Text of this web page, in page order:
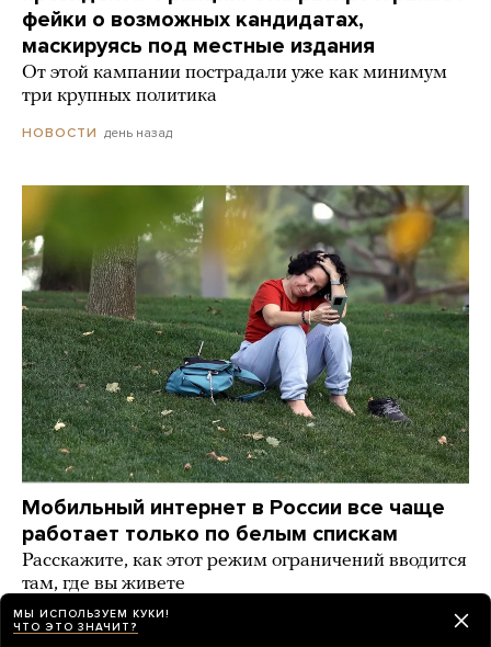
фейки о возможных кандидатах,
маскируясь под местные издания
От этой кампании пострадали уже как минимум
три крупных политика
НОВОСТИ день назад
Мобильный интернет в России все чаще
работает только по белым спискам
Расскажите, как этот режим ограничений вводится
там, где вы живете
РАЗБОР день назад
МЫ ИСПОЛЬЗУЕМ КУКИ!
ЧТО ЭТО ЗНАЧИТ?